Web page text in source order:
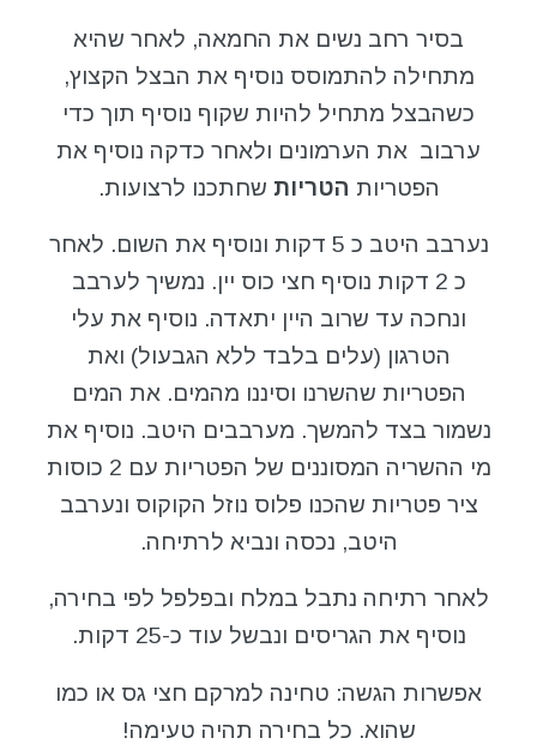
בסיר רחב נשים את החמאה, לאחר שהיא
מתחילה להתמוסס נוסיף את הבצל הקצוץ,
כשהבצל מתחיל להיות שקוף נוסיף תוך כדי
ערבוב את הערמונים ולאחר כדקה נוסיף את
הפטריות הטריות שחתכנו לרצועות.
נערבב היטב כ 5 דקות ונוסיף את השום. לאחר
כ 2 דקות נוסיף חצי כוס יין. נמשיך לערבב
ונחכה עד שרוב היין יתאדה. נוסיף את עלי
הטרגון (עלים בלבד ללא הגבעול) ואת
הפטריות שהשרנו וסיננו מהמים. את המים
נשמור בצד להמשך. מערבבים היטב. נוסיף את
מי ההשריה המסוננים של הפטריות עם 2 כוסות
ציר פטריות שהכנו פלוס נוזל הקוקוס ונערבב
היטב, נכסה ונביא לרתיחה.
לאחר רתיחה נתבל במלח ובפלפל לפי בחירה,
נוסיף את הגריסים ונבשל עוד כ-25 דקות.
אפשרות הגשה: טחינה למרקם חצי גס או כמו
שהוא. כל בחירה תהיה טעימה!